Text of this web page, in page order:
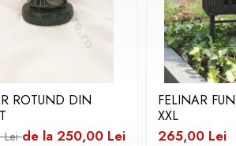
ROTUND DIN
Leide la 250,00 Lei
FELINAR
XXL
265,00 Lei